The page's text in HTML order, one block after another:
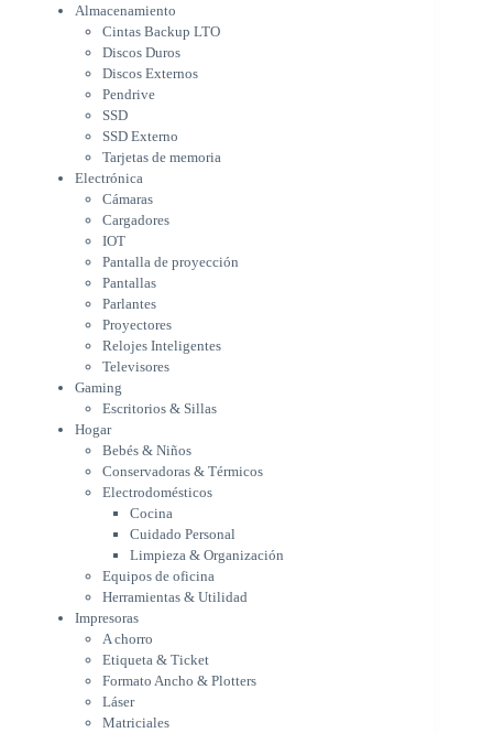
Cámaras
Cargadores
IOT
Pantalla de proyección
Pantallas
Parlantes
Proyectores
Relojes Inteligentes
Televisores
Gaming
Escritorios & Sillas
Hogar
Bebés & Niños
Conservadoras & Térmicos
Electrodomésticos
Cocina
Cuidado Personal
Limpieza & Organización
Equipos de oficina
Herramientas & Utilidad
Impresoras
A chorro
Etiqueta & Ticket
Formato Ancho & Plotters
Láser
Matriciales
Multifuncional a Tinta
Multifuncional Láser
Tinta Continua
Informática
Accesorios Varios
Adaptadores & Cables
Auriculares
Almacenamiento
Cintas Backup LTO
Discos Duros
Discos Externos
Pendrive
SSD
SSD Externo
Tarjetas de memoria
Electrónica
Cámaras
Cargadores
IOT
Pantalla de proyección
Pantallas
Parlantes
Proyectores
Relojes Inteligentes
Televisores
Gaming
Escritorios & Sillas
Hogar
Bebés & Niños
Conservadoras & Térmicos
Electrodomésticos
Cocina
Cuidado Personal
Limpieza & Organización
Equipos de oficina
Herramientas & Utilidad
Impresoras
A chorro
Etiqueta & Ticket
Formato Ancho & Plotters
Láser
Matriciales